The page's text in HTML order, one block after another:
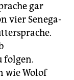
gar
vier Se­ne­ga­
folgen.
wie Wolof